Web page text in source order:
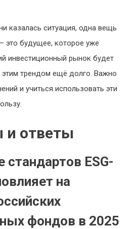
казалась ситуация, одна вещь
это будущее, которое уже
инвестиционный рынок будет
трендом ещё долго. Важно
и учиться использовать эти
и ответы
стандартов ESG-
на
фондов в 2025